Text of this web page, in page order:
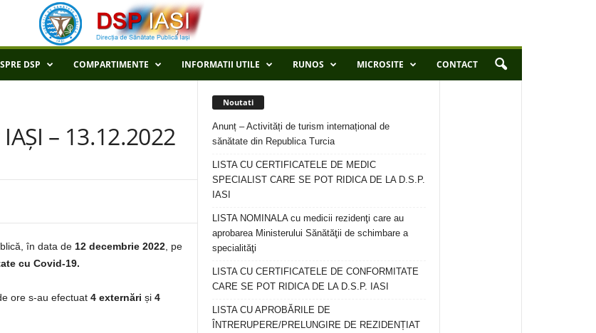
DSP COMPARTIMENTE INFORMATII UTILE RUNOS MICROSITE CONTACT
– 13.12.2022
în data de 12 decembrie 2022 , pe
cu Covid-19.
ore s-au efectuat 4 externări și 4
Noutati
Anunț – Activități de turism internațional de
sănătate din Republica Turcia
LISTA CU CERTIFICATELE DE MEDIC
SPECIALIST CARE SE POT RIDICA DE LA D.S.P.
IASI
LISTA NOMINALA cu medicii rezidenţi care au
aprobarea Ministerului Sănătăţii de schimbare a
specialităţi
LISTA CU CERTIFICATELE DE CONFORMITATE
CARE SE POT RIDICA DE LA D.S.P. IASI
LISTA CU APROBĂRILE DE
ÎNTRERUPERE/PRELUNGIRE DE REZIDENȚIAT